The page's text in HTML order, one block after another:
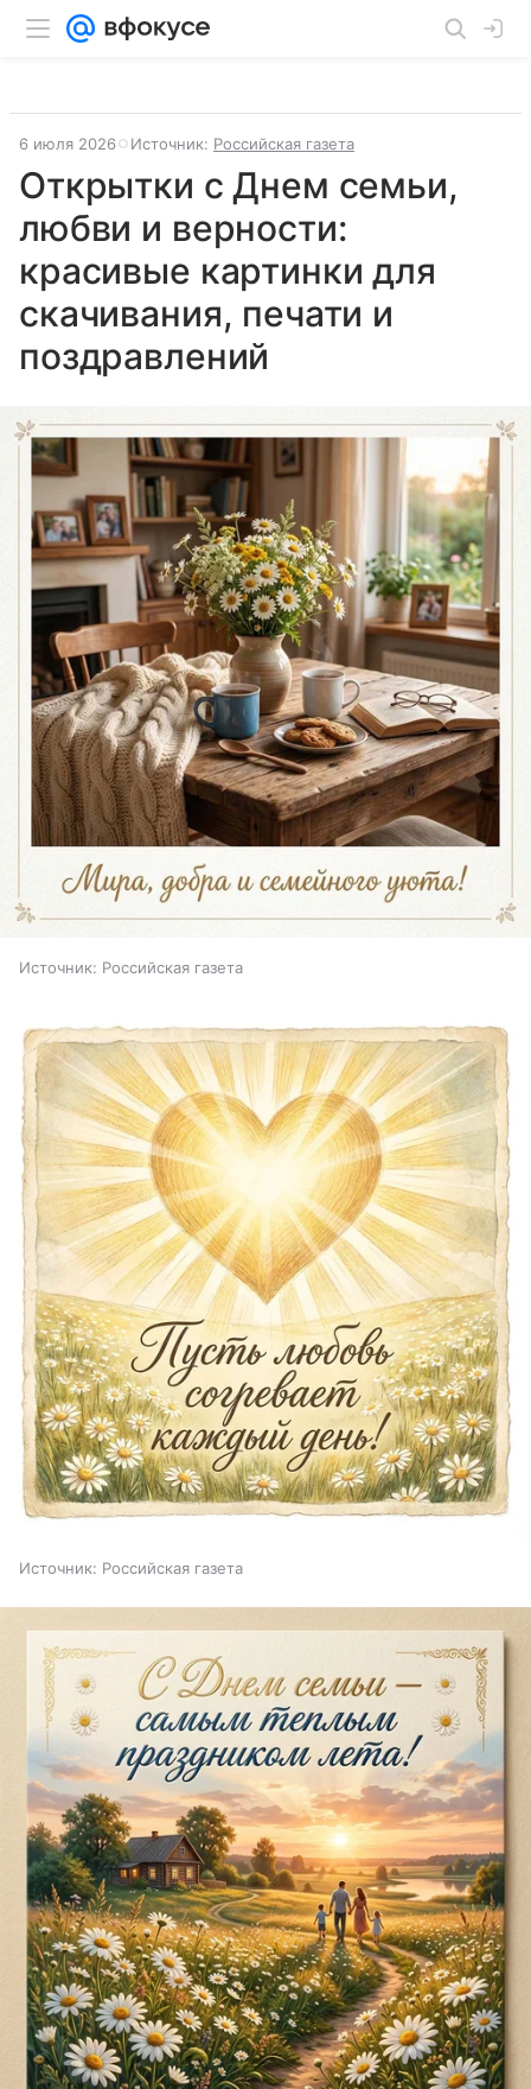
6 июля 2026 Источник: Российская газета
Открытки с Днем семьи,
любви и верности:
красивые картинки для
скачивания, печати и
поздравлений
Источник: Российская газета
Источник: Российская газета